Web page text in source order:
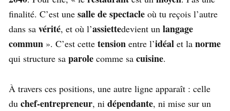
finalité. C’est une salle de spectacle où tu reçois l’autre
dans sa vérité, et où l’assiettedevient un langage
commun ». C’est cette tension entre l’idéal et la norme
qui structure sa parole comme sa cuisine.
À travers ces positions, une autre ligne apparaît : celle
du chef-entrepreneur, ni dépendante, ni mise sur un